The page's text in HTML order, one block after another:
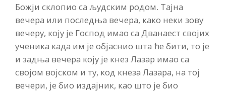
Божји склопио са људским родом. Тајна
вечера или последња вечера, како неки зову
вечеру, коју је Господ имао са Дванаест својих
ученика када им је објаснио шта ће бити, то је
и задња вечера коју је кнез Лазар имао са
својом војском и ту, код кнеза Лазара, на тој
вечери, је био издајник, као што је био